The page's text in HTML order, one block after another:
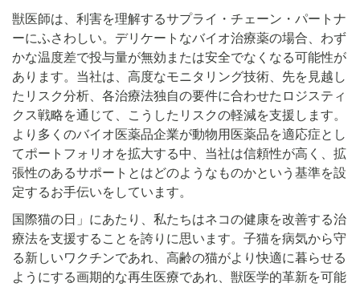
獣医師は、利害を理解するサプライ・チェーン・パートナ
ーにふさわしい。デリケートなバイオ治療薬の場合、わず
かな温度差で投与量が無効または安全でなくなる可能性が
あります。当社は、高度なモニタリング技術、先を見越し
たリスク分析、各治療法独自の要件に合わせたロジスティ
クス戦略を通じて、こうしたリスクの軽減を支援します。
より多くのバイオ医薬品企業が動物用医薬品を適応症とし
てポートフォリオを拡大する中、当社は信頼性が高く、拡
張性のあるサポートとはどのようなものかという基準を設
定するお手伝いをしています。
国際猫の日」にあたり、私たちはネコの健康を改善する治
療法を支援することを誇りに思います。子猫を病気から守
る新しいワクチンであれ、高齢の猫がより快適に暮らせる
ようにする画期的な再生医療であれ、獣医学的革新を可能